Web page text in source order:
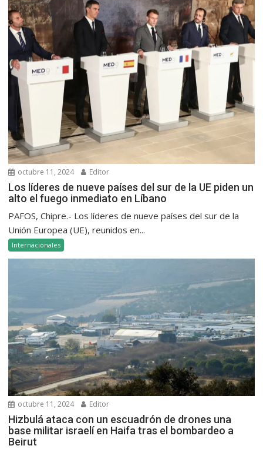
octubre 11, 2024 Editor
Los líderes de nueve países del sur de la UE piden un
alto el fuego inmediato en Líbano
PAFOS, Chipre.- Los líderes de nueve países del sur de la
Unión Europea (UE), reunidos en...
Internacionales
octubre 11, 2024 Editor
Hizbulá ataca con un escuadrón de drones una
base militar israelí en Haifa tras el bombardeo a
Beirut